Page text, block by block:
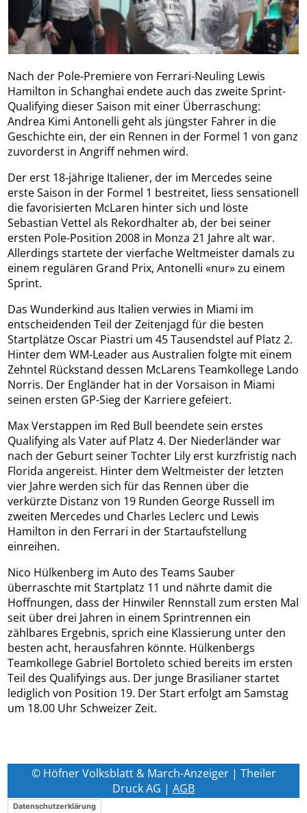
Nach der Pole-Premiere von Ferrari-Neuling Lewis
Hamilton in Schanghai endete auch das zweite Sprint-
Qualifying dieser Saison mit einer Überraschung:
Andrea Kimi Antonelli geht als jüngster Fahrer in die
Geschichte ein, der ein Rennen in der Formel 1 von ganz
zuvorderst in Angriff nehmen wird.
Der erst 18-jährige Italiener, der im Mercedes seine
erste Saison in der Formel 1 bestreitet, liess sensationell
die favorisierten McLaren hinter sich und löste
Sebastian Vettel als Rekordhalter ab, der bei seiner
ersten Pole-Position 2008 in Monza 21 Jahre alt war.
Allerdings startete der vierfache Weltmeister damals zu
einem regulären Grand Prix, Antonelli «nur» zu einem
Sprint.
Das Wunderkind aus Italien verwies in Miami im
entscheidenden Teil der Zeitenjagd für die besten
Startplätze Oscar Piastri um 45 Tausendstel auf Platz 2.
Hinter dem WM-Leader aus Australien folgte mit einem
Zehntel Rückstand dessen McLarens Teamkollege Lando
Norris. Der Engländer hat in der Vorsaison in Miami
seinen ersten GP-Sieg der Karriere gefeiert.
Max Verstappen im Red Bull beendete sein erstes
Qualifying als Vater auf Platz 4. Der Niederländer war
nach der Geburt seiner Tochter Lily erst kurzfristig nach
Florida angereist. Hinter dem Weltmeister der letzten
vier Jahre werden sich für das Rennen über die
verkürzte Distanz von 19 Runden George Russell im
zweiten Mercedes und Charles Leclerc und Lewis
Hamilton in den Ferrari in der Startaufstellung
einreihen.
Nico Hülkenberg im Auto des Teams Sauber
überraschte mit Startplatz 11 und nährte damit die
Hoffnungen, dass der Hinwiler Rennstall zum ersten Mal
seit über drei Jahren in einem Sprintrennen ein
zählbares Ergebnis, sprich eine Klassierung unter den
besten acht, herausfahren könnte. Hülkenbergs
Teamkollege Gabriel Bortoleto schied bereits im ersten
Teil des Qualifyings aus. Der junge Brasilianer startet
lediglich von Position 19. Der Start erfolgt am Samstag
um 18.00 Uhr Schweizer Zeit.
© Höfner Volksblatt & March-Anzeiger | Theiler
Druck AG | AGB
Datenschutzerklärung